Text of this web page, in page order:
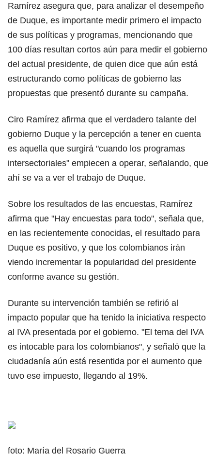
Ramírez asegura que, para analizar el desempeño
de Duque, es importante medir primero el impacto
de sus políticas y programas, mencionando que
100 días resultan cortos aún para medir el gobierno
del actual presidente, de quien dice que aún está
estructurando como políticas de gobierno las
propuestas que presentó durante su campaña.
Ciro Ramírez afirma que el verdadero talante del
gobierno Duque y la percepción a tener en cuenta
es aquella que surgirá "cuando los programas
intersectoriales" empiecen a operar, señalando, que
ahí se va a ver el trabajo de Duque.
Sobre los resultados de las encuestas, Ramírez
afirma que "Hay encuestas para todo", señala que,
en las recientemente conocidas, el resultado para
Duque es positivo, y que los colombianos irán
viendo incrementar la popularidad del presidente
conforme avance su gestión.
Durante su intervención también se refirió al
impacto popular que ha tenido la iniciativa respecto
al IVA presentada por el gobierno. "El tema del IVA
es intocable para los colombianos", y señaló que la
ciudadanía aún está resentida por el aumento que
tuvo ese impuesto, llegando al 19%.
foto: María del Rosario Guerra